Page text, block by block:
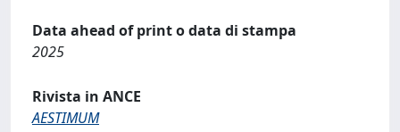
Data ahead of print o data di stampa
2025
Rivista in ANCE
AESTIMUM